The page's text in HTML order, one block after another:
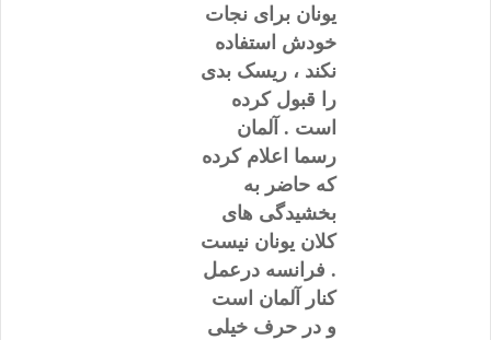
یونان برای نجات
خودش استفاده
نکند ، ریسک بدی
را قبول کرده
است . آلمان
رسما اعلام کرده
که حاضر به
بخشیدگی های
کلان یونان نیست
. فرانسه درعمل
کنار آلمان است
و در حرف خیلی